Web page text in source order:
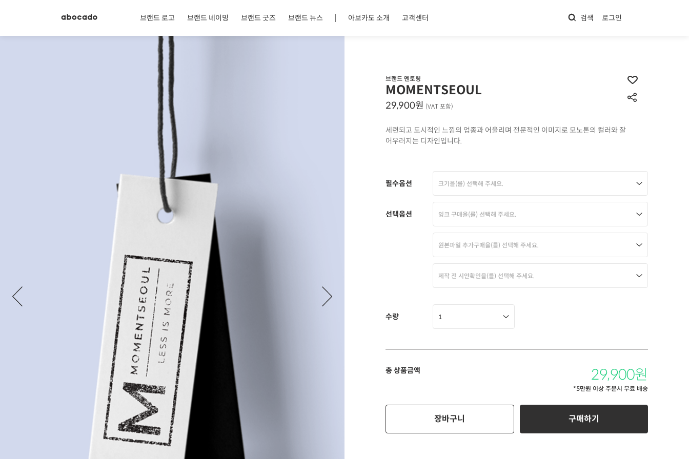
브랜드 로고 브랜드 네이밍 브랜드 굿즈 브랜드 뉴스 아보카도 소개 고객센터 검색 로그인
브랜드 멘토링
MOMENTSEOUL
29,900원 (VAT 포함)
세련되고 도시적인 느낌의 업종과 어울리며 전문적인 이미지로 모노톤의 컬러와 잘
어우러지는 디자인입니다.
필수옵션 크기을(를) 선택해 주세요.
선택옵션 잉크 구매을(를) 선택해 주세요.
원본파일 추가구매을(를) 선택해 주세요.
제작 전 시안확인을(를) 선택해 주세요.
수량 1
총 상품금액 29,900원
*5만원 이상 주문시 무료 배송
장바구니 구매하기